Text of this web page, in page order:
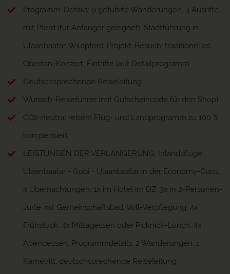
Programm-Details: 9 geführte Wanderungen, 3 Ausritte
mit Pferd (für Anfänger geeignet), Stadtführung in
Ulaanbaatar, Wildpferd-Projekt-Besuch, traditionelles
Oberton-Konzert, Eintritte laut Detailprogramm
Deutschsprechende Reiseleitung
Wunsch-Reiseführer (mit Gutscheincode für den Shop)
CO2-neutral reisen! Flug- und Landprogramm zu 100 %
kompensiert
LEISTUNGEN DER VERLÄNGERUNG: Inlandsflüge
Ulaanbaatar - Gobi - Ulaanbaatar in der Economy-Class,
4 Übernachtungen: 1x im Hotel im DZ, 3x in 2-Personen-
Jurte mit Gemeinschaftsbad, Voll-Verpflegung: 4x
Frühstück, 4x Mittagessen oder Picknick-Lunch, 4x
Abendessen, Programmdetails: 2 Wanderungen, 1
Kamelritt, deutschsprechende Reiseleitung